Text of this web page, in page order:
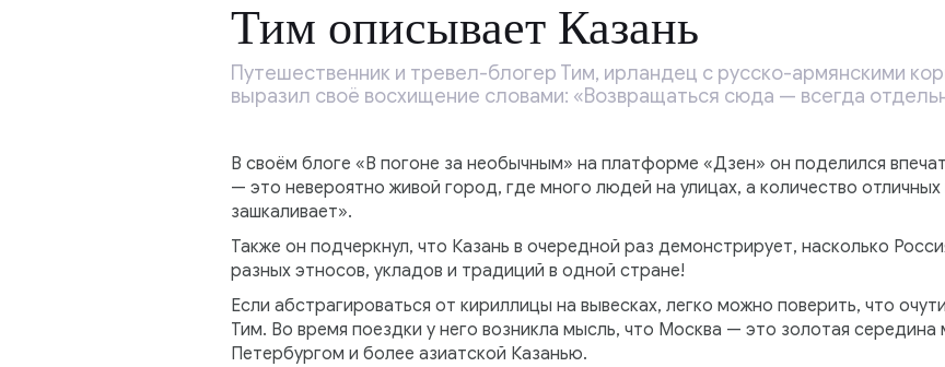
Тим описывает Казань
Путешественник и тревел-блогер Тим, ирландец с русско-армянскими
выразил своё восхищение словами: «Возвращаться сюда — всегда
В своём блоге «В погоне за необычным» на платформе «Дзен» он поделился
— это невероятно живой город, где много людей на улицах, а количество
зашкаливает».
Также он подчеркнул, что Казань в очередной раз демонстрирует, насколько
разных этносов, укладов и традиций в одной стране!
Если абстрагироваться от кириллицы на вывесках, легко можно поверить, что
Тим. Во время поездки у него возникла мысль, что Москва — это золотая
Петербургом и более азиатской Казанью.